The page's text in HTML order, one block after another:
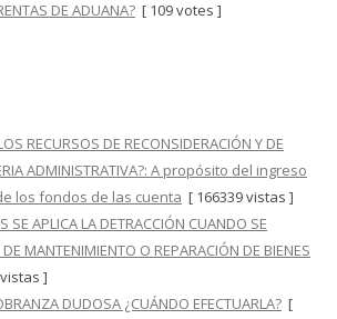
DE ADUANA? [ 109 votes ]
RECURSOS DE RECONSIDERACIÓN Y DE
ADMINISTRATIVA?: A propósito del ingreso
los fondos de las cuenta [ 166339 vistas ]
SE APLICA LA DETRACCIÓN CUANDO SE
DE MANTENIMIENTO O REPARACIÓN DE BIENES
]
DUDOSA ¿CUÁNDO EFECTUARLA? [